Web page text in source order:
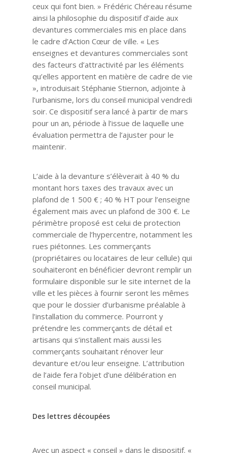
ceux qui font bien. » Frédéric Chéreau résume
ainsi la philosophie du dispositif d’aide aux
devantures commerciales mis en place dans
le cadre d’Action Cœur de ville. « Les
enseignes et devantures commerciales sont
des facteurs d’attractivité par les éléments
qu’elles apportent en matière de cadre de vie
», introduisait Stéphanie Stiernon, adjointe à
l’urbanisme, lors du conseil municipal vendredi
soir. Ce dispositif sera lancé à partir de mars
pour un an, période à l’issue de laquelle une
évaluation permettra de l’ajuster pour le
maintenir.
L’aide à la devanture s’élèverait à 40 % du
montant hors taxes des travaux avec un
plafond de 1 500 € ; 40 % HT pour l’enseigne
également mais avec un plafond de 300 €. Le
périmètre proposé est celui de protection
commerciale de l’hypercentre, notamment les
rues piétonnes. Les commerçants
(propriétaires ou locataires de leur cellule) qui
souhaiteront en bénéficier devront remplir un
formulaire disponible sur le site internet de la
ville et les pièces à fournir seront les mêmes
que pour le dossier d’urbanisme préalable à
l’installation du commerce. Pourront y
prétendre les commerçants de détail et
artisans qui s’installent mais aussi les
commerçants souhaitant rénover leur
devanture et/ou leur enseigne. L’attribution
de l’aide fera l’objet d’une délibération en
conseil municipal.
Des lettres découpées
Avec un aspect « conseil » dans le dispositif. «